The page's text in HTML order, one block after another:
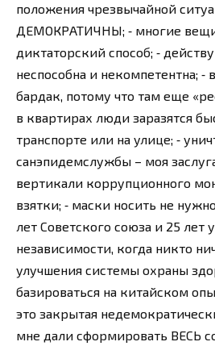
положения чрезвычайной
ДЕМОКРАТИЧНЫ; ⁃ многие
диктаторский способ; ⁃
неспособна и некомпетентна; ⁃
бардак, потому что там еще
в квартирах люди заразятся
транспорте или на улице; ⁃
санэпидемслужбы – моя
вертикали коррупционного
взятки; ⁃ маски носить не
лет Советского союза и 25 лет
независимости, когда никто
улучшения системы охраны
базироваться на китайском
это закрытая
мне дали сформировать ВЕСЬ